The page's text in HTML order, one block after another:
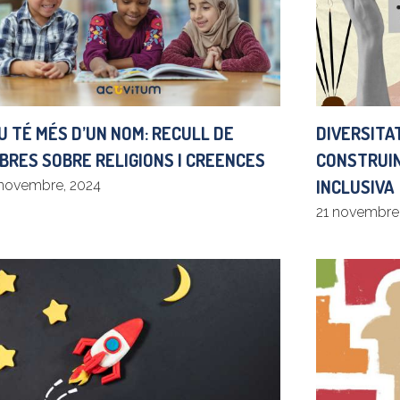
TÉ MÉS D’UN NOM: RECULL DE
SOBRE RELIGIONS I CREENCES
2024
INCLUSIVA
21